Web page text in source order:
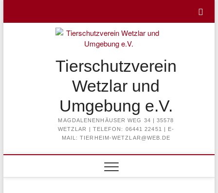
content
Tierschutzverein
Wetzlar und
Umgebung e.V.
MAGDALENENHÄUSER WEG 34 | 35578
WETZLAR | TELEFON: 06441 22451 | E-
MAIL: TIERHEIM-WETZLAR@WEB.DE